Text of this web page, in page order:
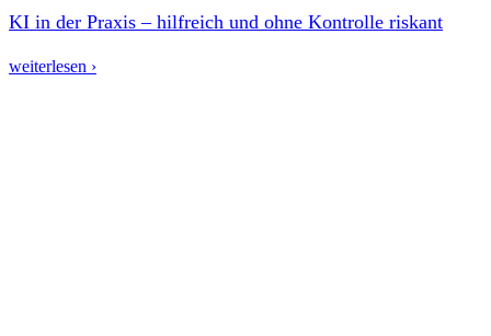
KI in der Praxis – hilfreich und ohne Kontrolle riskant
weiterlesen ›